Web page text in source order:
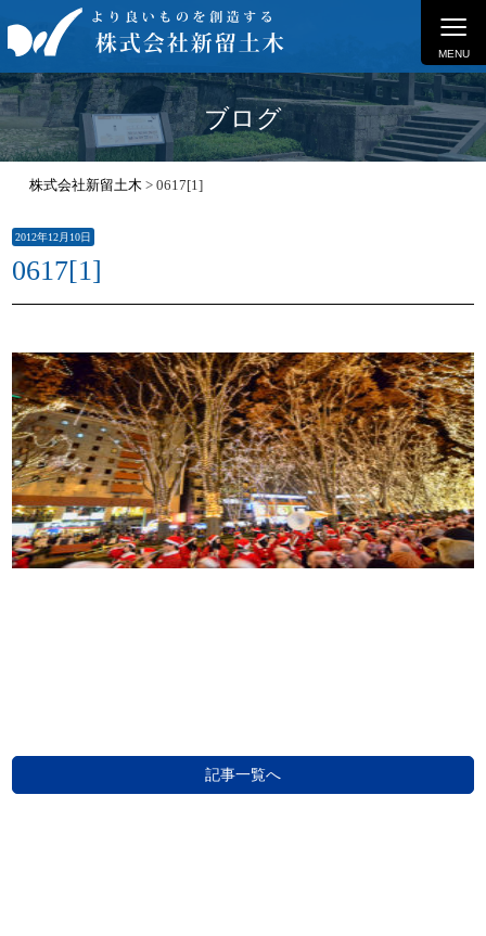
≡
MENU
ブログ
株式会社新留土木 > 0617[1]
2012年12月10日
0617[1]
記事一覧へ